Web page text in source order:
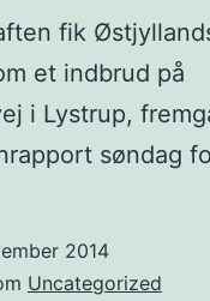
fik
et indbrud på
i Lystrup,
søndag
2014
Uncategorized